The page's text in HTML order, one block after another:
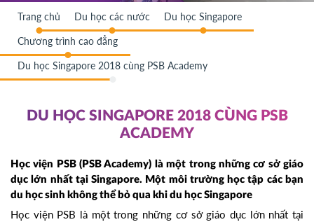
Trang chủ Du học các nước Du học Singapore
Chương trình cao đẳng
Du học Singapore 2018 cùng PSB Academy
DU HỌC SINGAPORE 2018 CÙNG PSB
ACADEMY
Học viện PSB (PSB Academy) là một trong những cơ sở giáo
dục lớn nhất tại Singapore. Một môi trường học tập các bạn
du học sinh không thể bỏ qua khi du học Singapore
Học viện PSB là một trong những cơ sở giáo dục lớn nhất tại